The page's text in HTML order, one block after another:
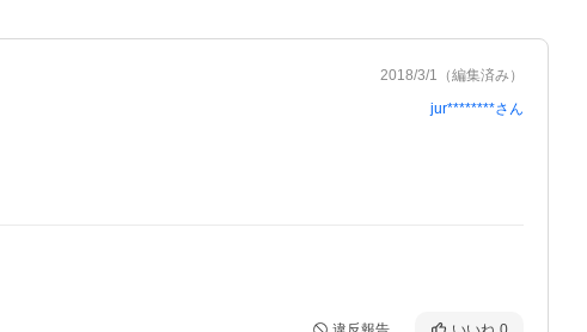
2018/3/1 （編集済み）
jur********さん